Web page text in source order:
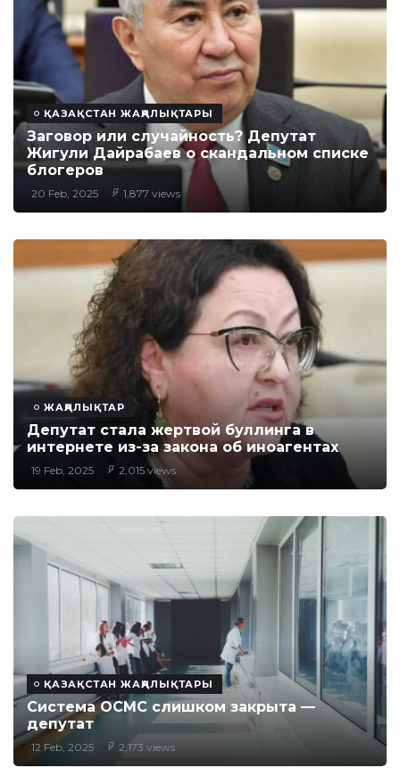
ҚАЗАҚСТАН ЖАҢАЛЫҚТАРЫ
Заговор или случайность? Депутат
Жигули Дайрабаев о скандальном списке
блогеров
20 Feb, 2025 1,877 views
ЖАҢАЛЫҚТАР
Депутат стала жертвой буллинга в
интернете из-за закона об иноагентах
19 Feb, 2025 2,015 views
ҚАЗАҚСТАН ЖАҢАЛЫҚТАРЫ
Система ОСМС слишком закрыта —
депутат
12 Feb, 2025 2,173 views